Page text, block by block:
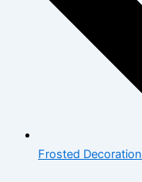
Frosted Decoration